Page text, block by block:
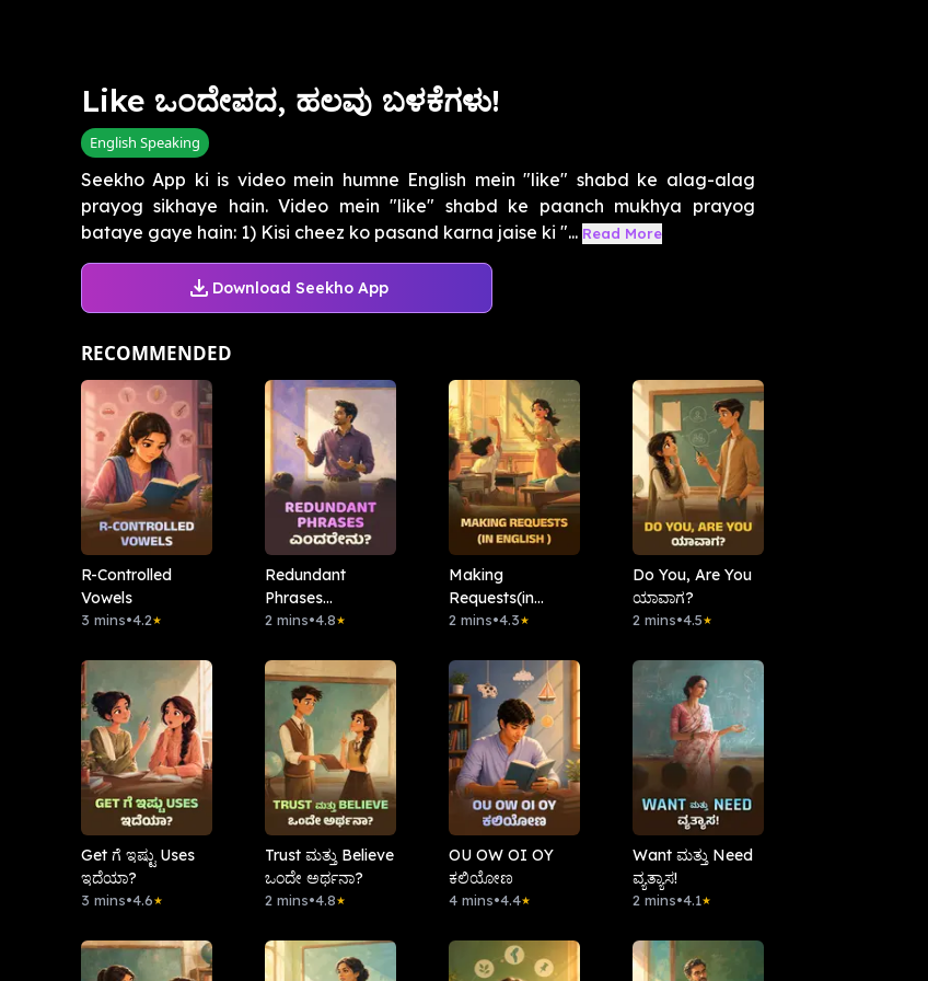
Like ಒಂದೇಪದ, ಹಲವು ಬಳಕೆಗಳು!
English Speaking
Seekho App ki is video mein humne English mein "like" shabd ke alag-alag
prayog sikhaye hain. Video mein "like" shabd ke paanch mukhya prayog
bataye gaye hain: 1) Kisi cheez ko pasand karna jaise ki "... Read More
Download Seekho App
RECOMMENDED
R-Controlled
Vowels
3 mins•4.2★
Redundant
Phrases
ಎಂದರೇನು?
2 mins•4.8★
Making
Requests(in
English )
2 mins•4.3★
Do You, Are You
ಯಾವಾಗ?
2 mins•4.5★
Get ಗೆ ಇಷ್ಟು Uses
ಇದೆಯಾ?
3 mins•4.6★
Trust ಮತ್ತು Believe
ಒಂದೇ ಅರ್ಥನಾ?
2 mins•4.8★
OU OW OI OY
ಕಲಿಯೋಣ
4 mins•4.4★
Want ಮತ್ತು Need
ವ್ಯತ್ಯಾಸ!
2 mins•4.1★